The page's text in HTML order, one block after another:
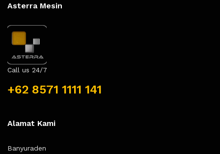
Asterra Mesin
Call us 24/7
+62 8571 1111 141
Alamat Kami
Banyuraden